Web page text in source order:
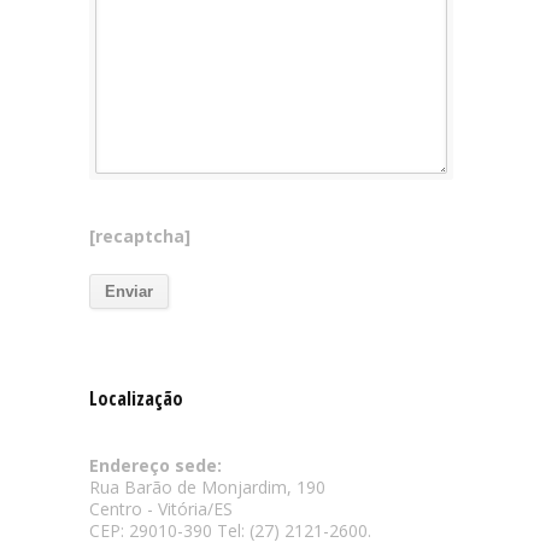
[recaptcha]
Localização
Endereço sede:
Rua Barão de Monjardim, 190
Centro - Vitória/ES
CEP: 29010-390 Tel: (27) 2121-2600.